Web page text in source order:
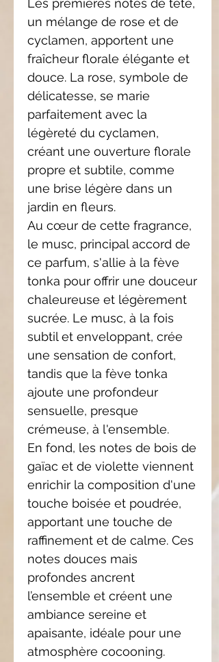
Les premières notes de tête,
un mélange de rose et de
cyclamen, apportent une
fraîcheur florale élégante et
douce. La rose, symbole de
délicatesse, se marie
parfaitement avec la
légèreté du cyclamen,
créant une ouverture florale
propre et subtile, comme
une brise légère dans un
jardin en fleurs.
Au cœur de cette fragrance,
le musc, principal accord de
ce parfum, s'allie à la fève
tonka pour offrir une douceur
chaleureuse et légèrement
sucrée. Le musc, à la fois
subtil et enveloppant, crée
une sensation de confort,
tandis que la fève tonka
ajoute une profondeur
sensuelle, presque
crémeuse, à l'ensemble.
En fond, les notes de bois de
gaïac et de violette viennent
enrichir la composition d'une
touche boisée et poudrée,
apportant une touche de
raffinement et de calme. Ces
notes douces mais
profondes ancrent
l’ensemble et créent une
ambiance sereine et
apaisante, idéale pour une
atmosphère cocooning.